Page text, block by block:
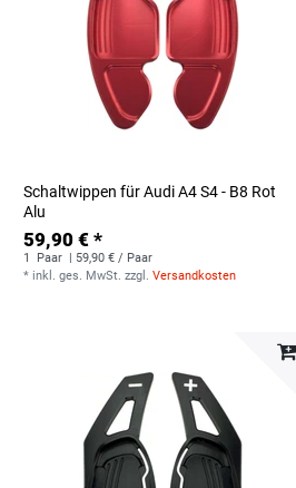
Schaltwippen für Audi A4 S4 - B8 Rot
Alu
59,90 € *
1 Paar
| 59,90 € / Paar
* inkl. ges. MwSt. zzgl.Versandkosten